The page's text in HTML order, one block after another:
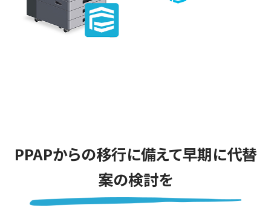
PPAPからの移行に備えて早期に代替
案の検討を